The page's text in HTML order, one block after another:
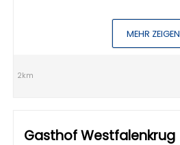
MEHR ZEIGEN
2km
Gasthof Westfalenkrug